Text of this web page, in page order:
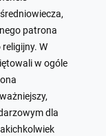
patrona
W
w ogóle
dla